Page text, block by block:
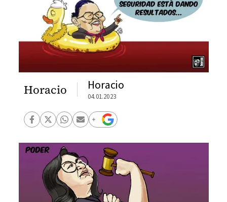
Horacio Horacio
04.01.2023